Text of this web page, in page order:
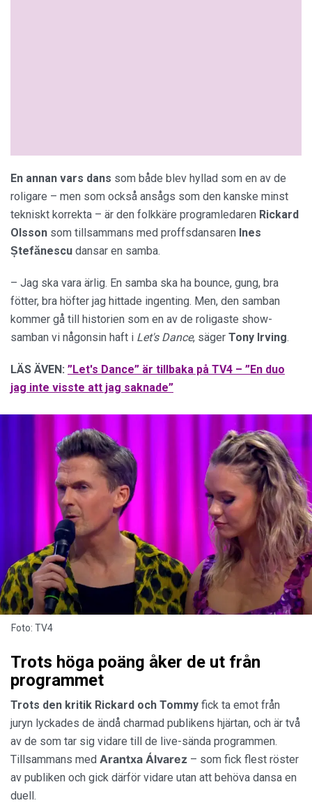
En annan vars dans som både blev hyllad som en av de
roligare – men som också ansågs som den kanske minst
tekniskt korrekta – är den folkkäre programledaren Rickard
Olsson som tillsammans med proffsdansaren Ines
Ștefănescu dansar en samba.
– Jag ska vara ärlig. En samba ska ha bounce, gung, bra
fötter, bra höfter jag hittade ingenting. Men, den samban
kommer gå till historien som en av de roligaste show-
samban vi någonsin haft i Let's Dance, säger Tony Irving.
LÄS ÄVEN: ”Let's Dance” är tillbaka på TV4 – ”En duo
jag inte visste att jag saknade”
Foto: TV4
Trots höga poäng åker de ut från
programmet
Trots den kritik Rickard och Tommy fick ta emot från
juryn lyckades de ändå charmad publikens hjärtan, och är två
av de som tar sig vidare till de live-sända programmen.
Tillsammans med Arantxa Álvarez – som fick flest röster
av publiken och gick därför vidare utan att behöva dansa en
duell.